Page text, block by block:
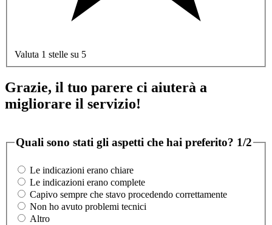
Valuta 1 stelle su 5
Grazie, il tuo parere ci aiuterà a
migliorare il servizio!
Quali sono stati gli aspetti che hai preferito? 1/2
Le indicazioni erano chiare
Le indicazioni erano complete
Capivo sempre che stavo procedendo correttamente
Non ho avuto problemi tecnici
Altro